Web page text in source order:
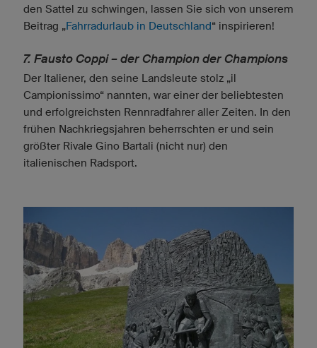
den Sattel zu schwingen, lassen Sie sich von unserem
Beitrag „Fahrradurlaub in Deutschland“ inspirieren!
7. Fausto Coppi – der Champion der Champions
Der Italiener, den seine Landsleute stolz „il
Campionissimo“ nannten, war einer der beliebtesten
und erfolgreichsten Rennradfahrer aller Zeiten. In den
frühen Nachkriegsjahren beherrschten er und sein
größter Rivale Gino Bartali (nicht nur) den
italienischen Radsport.